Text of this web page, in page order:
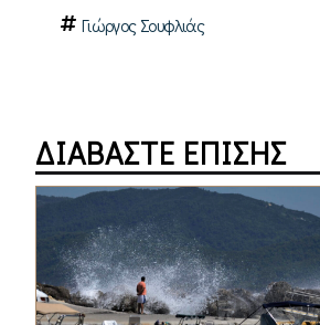
Γιώργος Σουφλιάς
ΔΙΑΒΑΣΤΕ ΕΠΙΣΗΣ